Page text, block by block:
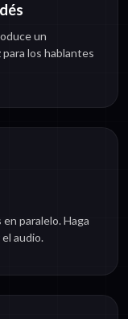
un
los hablantes
paralelo. Haga
audio.